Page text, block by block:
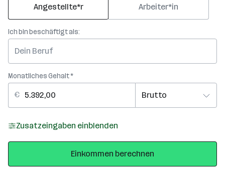
Angestellte*r Arbeiter*in
Ich bin beschäftigt als:
Monatliches Gehalt *
Zusatzeingaben einblenden
Einkommen berechnen